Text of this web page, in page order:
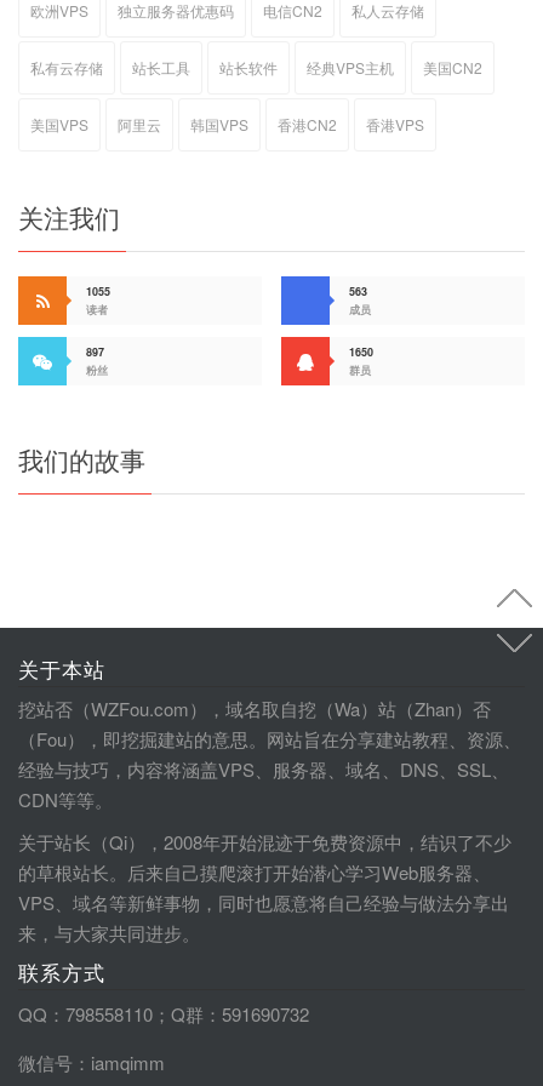
欧洲VPS 独立服务器优惠码 电信CN2 私人云存储
私有云存储 站长工具 站长软件 经典VPS主机 美国CN2
美国VPS 阿里云 韩国VPS 香港CN2 香港VPS
关注我们
1055
读者
563
成员
897
粉丝
1650
群员
我们的故事
关于本站
挖站否（WZFou.com），域名取自挖（Wa）站（Zhan）否
（Fou），即挖掘建站的意思。网站旨在分享建站教程、资源、
经验与技巧，内容将涵盖VPS、服务器、域名、DNS、SSL、
CDN等等。
关于站长（Qi），2008年开始混迹于免费资源中，结识了不少
的草根站长。后来自己摸爬滚打开始潜心学习Web服务器、
VPS、域名等新鲜事物，同时也愿意将自己经验与做法分享出
来，与大家共同进步。
联系方式
QQ：798558110；Q群：591690732
微信号：iamqimm